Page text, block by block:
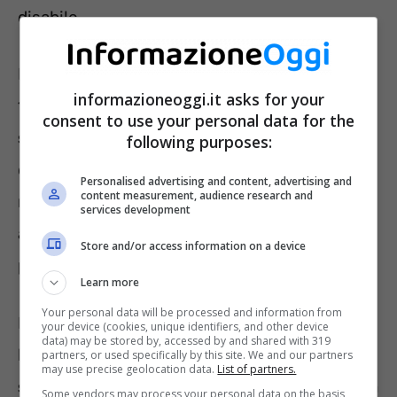
disabile.
Lo scopo della tutela offerta dalla legge del
1992 è quello di favorirel’integrazione
sociale e lavorativadelle categorie di
cittadini più svantaggiate. A tale scopo, la
normativa in questione permette di accedere
a
tre giorni di permesso al mese retribuiti
per assistere il parente affetto da disabilità.
Inoltre, il caregiver ha anche la possibilità di
beneficiare didue anni di permesso
straordinarioper la durata dell’intera carriera
informazioneoggi.it asks for your
consent to use your personal data for the
following purposes:
Personalised advertising and content, advertising and
content measurement, audience research and
services development
Store and/or access information on a device
Learn more
Your personal data will be processed and information from
your device (cookies, unique identifiers, and other device
data) may be stored by, accessed by and shared with 319
partners, or used specifically by this site. We and our partners
may use precise geolocation data. List of partners.
Some vendors may process your personal data on the basis